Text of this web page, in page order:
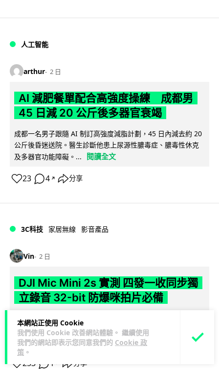
本網站正使用 Cookie
我們使用 Cookie 改善網站體驗。 繼續使用
我們的網站即表示您同意我們的 Cookie 政
策 。
人工智能
arthur 2 日
AI 減肥餐單配合高強度操練 成都男
45 日減 20 公斤後多器官衰竭
成都一名男子跟隨 AI 制訂高強度減脂計劃，45 日內減去約 20
公斤後昏迷送院。醫生診斷他患上尿源性膿毒症、膿毒性休克
及多器官功能障礙。...
閱讀全文
23 4 ↗ 分享
3C科技 家居無線 影音產品
Vin 2 日
DJI Mic Mini 2s 實測 四發一收同步獨
立錄音 32-bit 防爆咪拍片必備
DJI 最新推出的 Mic Mini 2s 無線咪支援「四發一收」分軌錄
音，並首度下放 32-bit Float 浮點內錄功能。本文經實測其...
閱讀全文
253 1 ↗ 分享